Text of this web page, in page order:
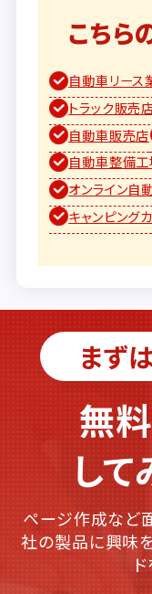
こちら
自動車リース
トラック販売
自動車販売店
自動車整備工
オンライン自
キャンピング
まず
無
して
ページ作成など
社の製品に興味